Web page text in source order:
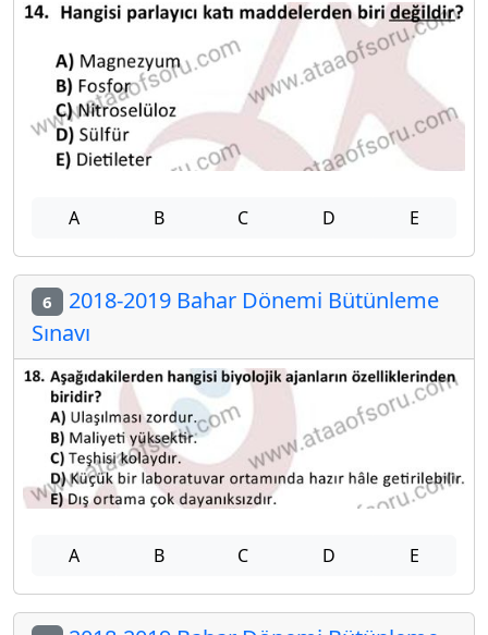
A B C D E
6 2018-2019 Bahar Dönemi Bütünleme
Sınavı
A B C D E